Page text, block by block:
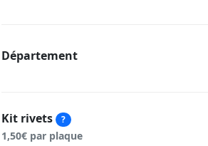
Département
Kit rivets ?
1,50€ par plaque